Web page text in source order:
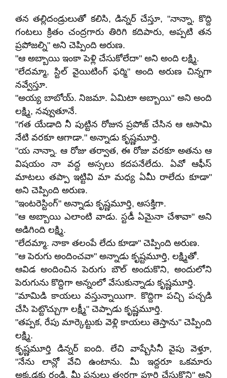
తన తల్లిదండ్రులుతో కలిసి, డిన్నర్ చేస్తూ, "నాన్నా, కొద్ది
గంటలు క్రితం చంద్రగారు తిరిగి కదిపారు, అప్పటి తన
ప్రపోజల్ని" అని చెప్పింది అరుణ.
"ఆ అబ్బాయి ఇంకా పెళ్లి చేసుకోలేదా" అని అంది లక్ష్మి.
"లేదమ్మా, స్టిల్ వైయిటింగ్ ఫర్మి" అంది అరుణ చిన్నగా
నవ్వేస్తూ.
"అయ్య బాబోయ్. నిజమా. ఏమిటా అబ్బాయి" అని అంది
లక్ష్మి, నవ్వుతూనే.
"గత యేడాది నీ పుట్టిన రోజున ప్రపోజ్ చేసిన ఆ ఆసామి
నేటి వరకూ ఆగాడా." అన్నాడు కృష్ణమూర్తి.
"య నాన్నా. ఆ రోజు తర్వాత, ఈ రోజు వరకూ అతను ఆ
విషయం నా వద్ద అస్సలు కదపనేలేదు. ఏవో ఆఫీస్
మాటలు తప్పా ఇట్టివి మా మధ్య ఏమీ రాలేదు కూడా"
అని చెప్పింది అరుణ.
"ఇంటరెస్టింగ్" అన్నాడు కృష్ణమూర్తి, ఆసక్తిగా.
"ఆ అబ్బాయి ఎలాంటి వాడు. స్టడీ ఏమైనా చేశావా" అని
అడిగింది లక్ష్మి.
"లేదమ్మా. నాకా తలంపే లేదు కూడా" చెప్పింది అరుణ.
"ఆ పెరుగు అందించవా" అన్నాడు కృష్టమూర్తి, లక్ష్మితో.
ఆవిడ అందించిన పెరుగు బౌల్ అందుకొని, అందులోని
పెరుగును కొద్దిగా అన్నంలో వేసుకున్నాడు కృష్ణమూర్తి.
"మామిడి కాయలు వస్తున్నాయిగా. కొద్దిగా పచ్చి పచ్చడి
చేసి పెట్టొచ్చుగా లక్ష్మీ" చెప్పాడు కృష్ణమూర్తి.
"తప్పక, రేపు మార్కెట్టుకు వెళ్లి కాయలు తెస్తాను" చెప్పింది
లక్ష్మి.
కృష్ణమూర్తి డిన్నర్ ఐంది. లేచి వాష్బేసినీ వైపు వెళ్తూ,
"నేను లాన్లో వేచి ఉంటాను. మీ ఇద్దరూ ఒకమారు
అక్కడకు రండి, మీ పనులు త్వరగా పూర్తి చేసుకొని" అని